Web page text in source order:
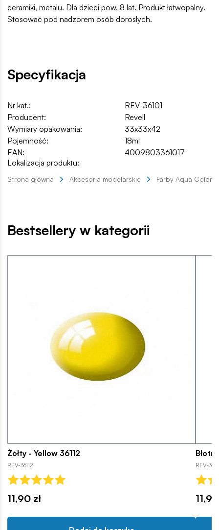
ceramiki, metalu. Dla dzieci pow. 8 lat. Produkt łatwopalny.
Stosować pod nadzorem osób dorosłych.
Specyfikacja
Nr kat.:
REV-36101
Producent:
Revell
Wymiary opakowania:
33x33x42
Pojemność:
18ml
EAN:
4009803361017
Lokalizacja produktu:
Strona główna Akcesoria modelarskie Farby Aqua Color
Bestsellery w kategorii
Żółty - Yellow 36112
REV-36112
11,90 zł
REV-